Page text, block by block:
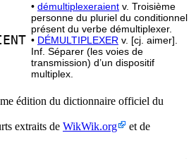
• démultiplexeraient v. Troisième
personne du pluriel du conditionnel
présent du verbe démultiplexer.
• DÉMULTIPLEXER v. [cj. aimer].
Inf. Séparer (les voies de
transmission) d’un dispositif
multiplex.
édition du dictionnaire officiel du
extraits de WikWik.org
et de